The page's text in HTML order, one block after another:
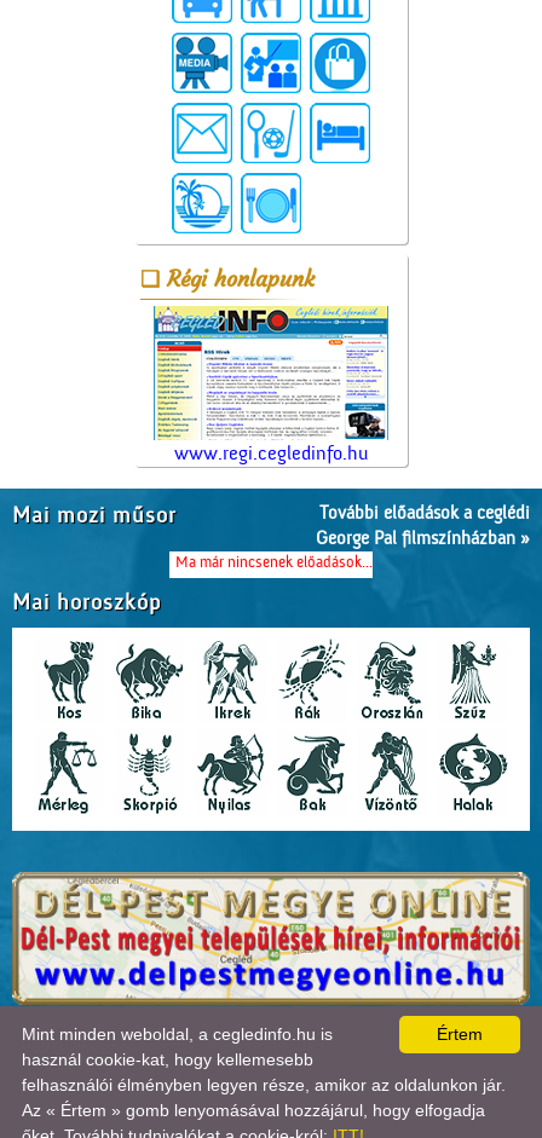
Régi honlapunk
www.regi.cegledinfo.hu
Mai mozi műsor
További előadások a ceglédi
George Pal filmszínházban »
Ma már nincsenek előadások...
Mai horoszkóp
A lap0.018 másodperc alatt készült el. | Copyright 2026 © Cegledinfo
, design by:
ÍRJON NEKÜNK! |OLDALTÉRKÉP IMPRESSZUM
A látogatók száma 2018.11.11-től:22724405| Ebben a hónapban:
1|Statisztika

Értem
Mint minden weboldal, a cegledinfo.hu is
használ cookie-kat, hogy kellemesebb
felhasználói élményben legyen része, amikor az oldalunkon jár.
Az « Értem » gomb lenyomásával hozzájárul, hogy elfogadja